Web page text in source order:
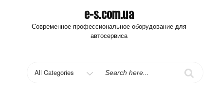
e-s.com.ua
Современное профессиональное оборудование для
автосервиса
Search